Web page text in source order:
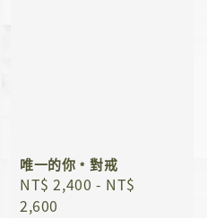
唯一的你﹡對戒
Regular
price
NT$ 2,400 - NT$
2,600